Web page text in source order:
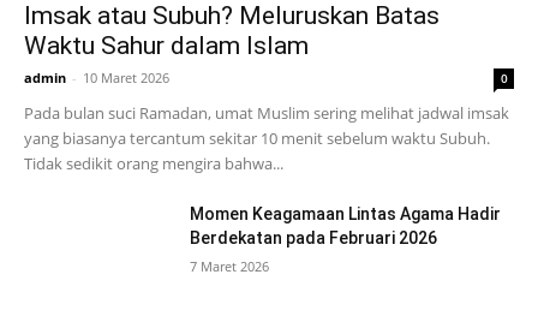
Imsak atau Subuh? Meluruskan Batas
Waktu Sahur dalam Islam
admin - 10 Maret 2026 0
Pada bulan suci Ramadan, umat Muslim sering melihat jadwal imsak
yang biasanya tercantum sekitar 10 menit sebelum waktu Subuh.
Tidak sedikit orang mengira bahwa...
Momen Keagamaan Lintas Agama Hadir
Berdekatan pada Februari 2026
7 Maret 2026